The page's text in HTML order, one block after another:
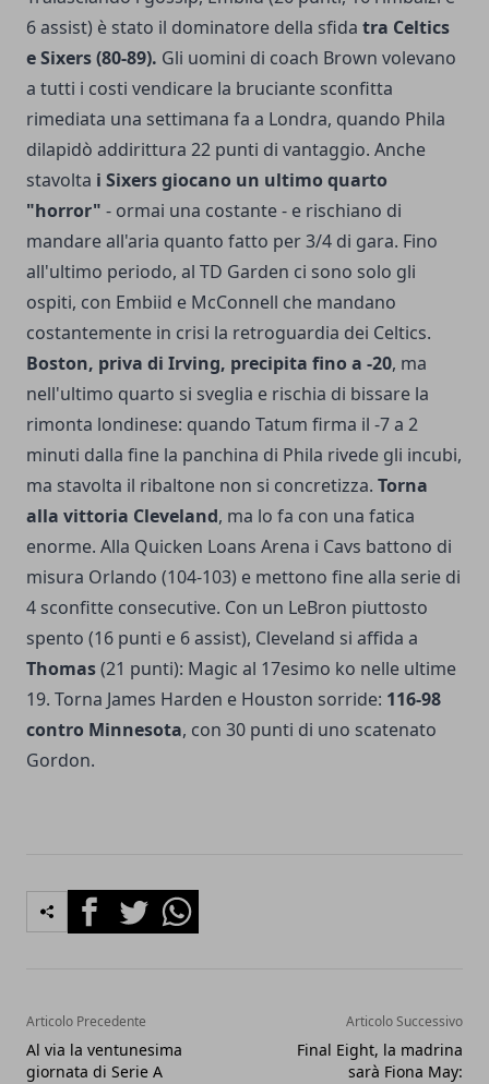
6 assist) è stato il dominatore della sfida tra Celtics
e Sixers (80-89). Gli uomini di coach Brown volevano
a tutti i costi vendicare la bruciante sconfitta
rimediata una settimana fa a Londra, quando Phila
dilapidò addirittura 22 punti di vantaggio. Anche
stavolta i Sixers giocano un ultimo quarto
"horror" - ormai una costante - e rischiano di
mandare all'aria quanto fatto per 3/4 di gara. Fino
all'ultimo periodo, al TD Garden ci sono solo gli
ospiti, con Embiid e McConnell che mandano
costantemente in crisi la retroguardia dei Celtics.
Boston, priva di Irving, precipita fino a -20, ma
nell'ultimo quarto si sveglia e rischia di bissare la
rimonta londinese: quando Tatum firma il -7 a 2
minuti dalla fine la panchina di Phila rivede gli incubi,
ma stavolta il ribaltone non si concretizza. Torna
alla vittoria Cleveland, ma lo fa con una fatica
enorme. Alla Quicken Loans Arena i Cavs battono di
misura Orlando (104-103) e mettono fine alla serie di
4 sconfitte consecutive. Con un LeBron piuttosto
spento (16 punti e 6 assist), Cleveland si affida a
Thomas(21 punti): Magic al 17esimo ko nelle ultime
19. Torna James Harden e Houston sorride: 116-98
contro Minnesota, con 30 punti di uno scatenato
Gordon.
FacebookTwitterWhatsapp
Articolo Precedente
Al via la ventunesima
giornata di Serie A
Articolo Successivo
Final Eight, la madrina
sarà Fiona May: